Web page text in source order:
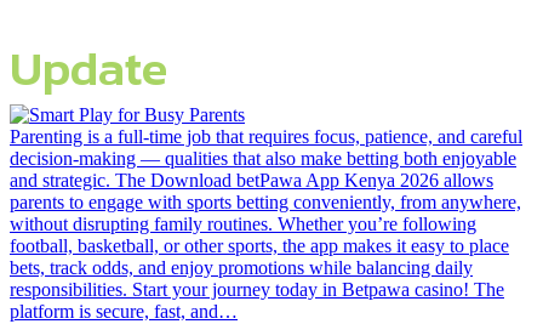
Update
Parenting is a full-time job that requires focus, patience, and careful
decision-making — qualities that also make betting both enjoyable
and strategic. The Download betPawa App Kenya 2026 allows
parents to engage with sports betting conveniently, from anywhere,
without disrupting family routines. Whether you’re following
football, basketball, or other sports, the app makes it easy to place
bets, track odds, and enjoy promotions while balancing daily
responsibilities. Start your journey today in Betpawa casino! The
platform is secure, fast, and…